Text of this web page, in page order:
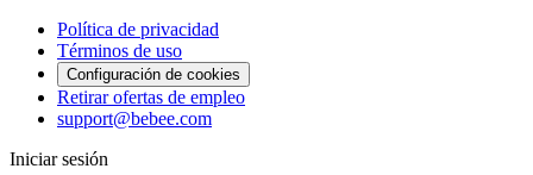
Política de privacidad
Términos de uso
Configuración de cookies
Retirar ofertas de empleo
support@bebee.com
Iniciar sesión